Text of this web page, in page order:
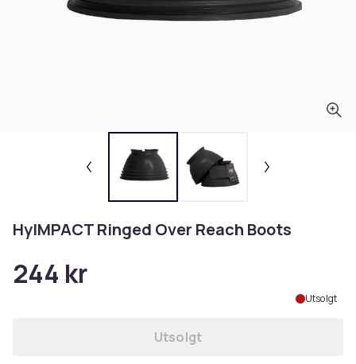
HyIMPACT Ringed Over Reach Boots
244 kr
Utsolgt
Utsolgt